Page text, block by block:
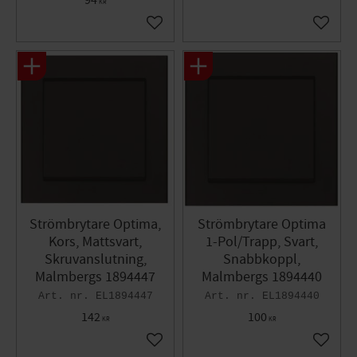
KR
Lägg till i favoriter Lägg
Strömbrytare Optima,
Kors, Mattsvart,
Skruvanslutning,
Malmbergs 1894447
EL1894447
142 KR
Lägg till i favoriter
Strömbrytare Optima
1-Pol/Trapp, Svart,
Snabbkoppl,
Malmbergs 1894440
EL1894440
100 KR
Lägg